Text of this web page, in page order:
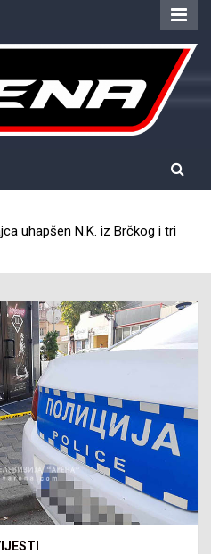
uhapšen N.K. iz Brčkog i tri